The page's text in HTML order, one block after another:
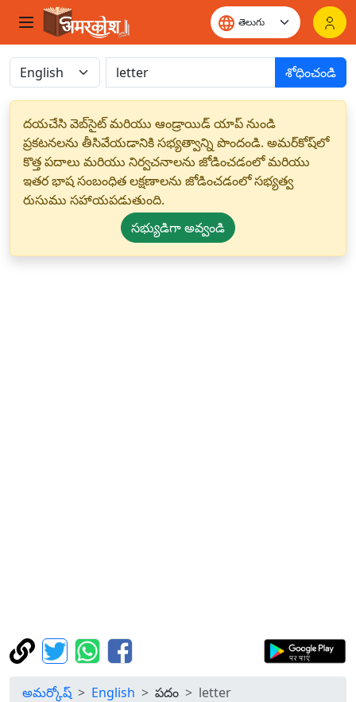
శోధించండి
దయచేసి వెబ్‌సైట్ మరియు ఆండ్రాయిడ్ యాప్ నుండి
ప్రకటనలను తీసివేయడానికి సభ్యత్వాన్ని పొందండి. అమర్‌కోష్‌లో
కొత్త పదాలు మరియు నిర్వచనాలను జోడించడంలో మరియు
ఇతర భాష సంబంధిత లక్షణాలను జోడించడంలో సభ్యత్వ
రుసుము సహాయపడుతుంది.
సభ్యుడిగా అవ్వండి
అమర్కోష్ English పదం letter